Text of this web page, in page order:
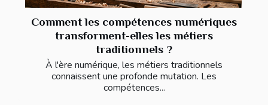
Comment les compétences numériques
transforment-elles les métiers
traditionnels ?
À l'ère numérique, les métiers traditionnels
connaissent une profonde mutation. Les
compétences...